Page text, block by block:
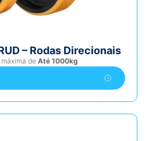
– Rodas Direcionais
de Até 1000kg